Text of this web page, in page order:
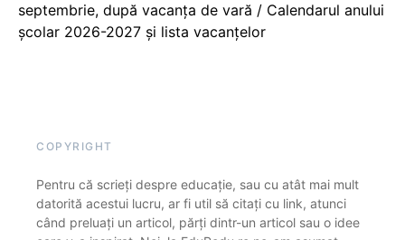
septembrie, după vacanța de vară / Calendarul anului
școlar 2026-2027 și lista vacanțelor
COPYRIGHT
Pentru că scrieți despre educație, sau cu atât mai mult
datorită acestui lucru, ar fi util să citați cu link, atunci
când preluați un articol, părți dintr-un articol sau o idee